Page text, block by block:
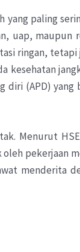
paling
uap, maupun
ringan,
kesehatan
diri (APD)
Menurut
pekerjaan
menderita